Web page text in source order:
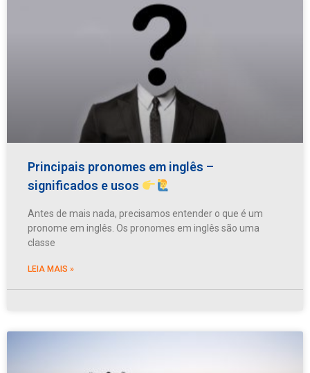
Principais pronomes em inglês –
significados e usos
Antes de mais nada, precisamos entender o que é um
pronome em inglês. Os pronomes em inglês são uma
classe
LEIA MAIS »